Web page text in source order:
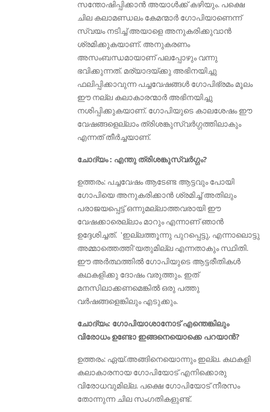
സന്തോഷിപ്പിക്കാൻ അയാള്‍ക്ക്‌ കഴിയും. പക്ഷെ
ചില കലാമണ്ഡലം കേമന്മാര്‍ ഗോപിയാണെന്ന്
സ്വയം നടിച്ച് അയാളെ അനുകരിക്കുവാന്‍
ശ്രമിക്കുകയാണ്. അനുകരണം
അസംബന്ധമായാണ് പലപ്പോഴും വന്നു
ഭവിക്കുന്നത്. മര്യാദയ്ക്കു അഭിനയിച്ചു
ഫലിപ്പിക്കാവുന്ന പച്ചവേഷങ്ങള്‍ ഗോപിഭ്രമം മൂലം
ഈ നല്ല കലാകാരന്മാര്‍ അഭിനയിച്ചു
നശിപ്പിക്കുകയാണ്. ഗോപിയുടെ കാലശേഷം ഈ
വേഷങ്ങളെല്ലാം ത്രിശങ്കുസ്വര്‍ഗ്ഗത്തിലാകും
എന്നത് തീര്‍ച്ചയാണ്.
ചോദ്യം : എന്തു ത്രിശങ്കുസ്വര്‍ഗ്ഗം?
ഉത്തരം: പച്ചവേഷം ആടേണ്ട ആട്ടവും പോയി
ഗോപിയെ അനുകരിക്കാന്‍ ശ്രമിച്ച് അതിലും
പരാജയപ്പെട്ട് ഒന്നുമല്ലാത്തവരായി ഈ
വേഷക്കാരെല്ലാം മാറും എന്നാണ് ഞാന്‍
ഉദ്ദേശിച്ചത്. 'ഇല്ലത്തൂന്നു പുറപ്പെട്ടു, എന്നാലൊട്ടു
അമ്മാത്തെത്തി'യതുമില്ല എന്നതാകും സ്ഥിതി.
ഈ അര്‍ത്ഥത്തില്‍ ഗോപിയുടെ ആട്ടരീതികള്‍
കഥകളിക്കു ദോഷം വരുത്തും. ഇത്
മനസിലാക്കണമെങ്കില്‍ ഒരു പത്തു
വര്‍ഷങ്ങളെങ്കിലും എടുക്കും.
ചോദ്യം: ഗോപിയാശാനോട് എന്തെങ്കിലും
വിരോധം ഉണ്ടോ ഇങ്ങനെയൊക്കെ പറയാൻ?
ഉത്തരം: ഏയ്‌.അങ്ങിനെയൊന്നും ഇല്ല. കഥകളി
കലാകാരനായ ഗോപിയോട് എനിക്കൊരു
വിരോധവുമില്ല. പക്ഷെ ഗോപിയോട് നീരസം
തോന്നുന്ന ചില സംഗതികളുണ്ട്‌.